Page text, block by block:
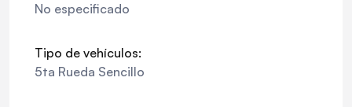
No especificado
Tipo de vehículos:
5ta Rueda Sencillo